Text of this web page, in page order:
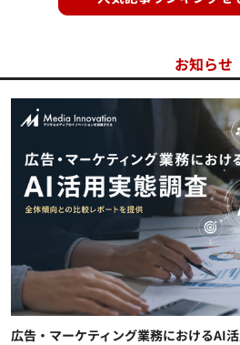
お知らせ
広告・マーケティング業務におけるAI